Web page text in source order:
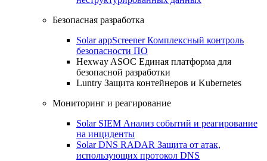
Безопасная разработка
Solar appScreenerКомплексный контроль
безопасности ПО
Hexway ASOC Единая платформа для
безопасной разработки
Luntry Защита контейнеров и Kubernetes
Мониторинг и реагирование
Solar SIEM Анализ событий и реагирование
на инциденты
Solar DNS RADAR Защита от атак,
использующих протокол DNS